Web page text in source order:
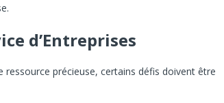
d’Entreprises
ressource précieuse, certains défis doivent être